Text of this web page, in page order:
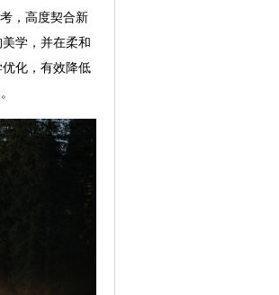
，高度契合新
学，并在柔和
化，有效降低